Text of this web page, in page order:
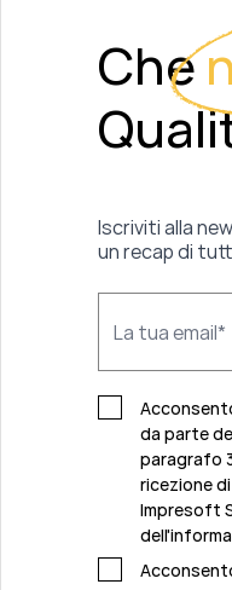
Che
Iscriviti alla
un recap di
da parte
paragrafo
ricezione
Impresoft